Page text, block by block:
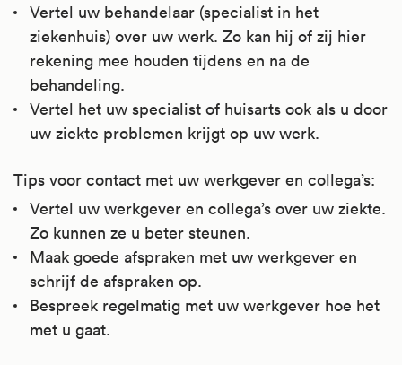
Vertel uw behandelaar (specialist in het
ziekenhuis) over uw werk. Zo kan hij of zij hier
rekening mee houden tijdens en na de
behandeling.
Vertel het uw specialist of huisarts ook als u door
uw ziekte problemen krijgt op uw werk.
Tips voor contact met uw werkgever en collega’s:
Vertel uw werkgever en collega’s over uw ziekte.
Zo kunnen ze u beter steunen.
Maak goede afspraken met uw werkgever en
schrijf de afspraken op.
Bespreek regelmatig met uw werkgever hoe het
met u gaat.